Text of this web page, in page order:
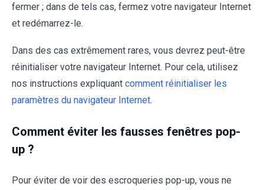
fermer ; dans de tels cas, fermez votre navigateur Internet
et redémarrez-le.
Dans des cas extrêmement rares, vous devrez peut-être
réinitialiser votre navigateur Internet. Pour cela, utilisez
nos instructions expliquant comment réinitialiser les
paramètres du navigateur Internet.
Comment éviter les fausses fenêtres pop-
up ?
Pour éviter de voir des escroqueries pop-up, vous ne